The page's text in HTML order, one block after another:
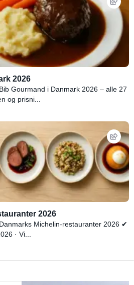
2026
Gourmand i Danmark 2026 – alle 27
og prisni...
2026
Michelin-restauranter 2026 ✔
· Vi...